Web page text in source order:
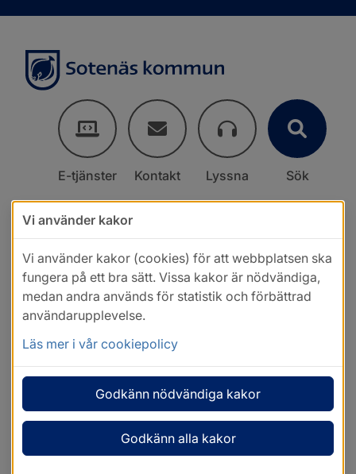
E-tjänster Kontakt Lyssna Sök
Vi använder kakor
Vi använder kakor (cookies) för att webbplatsen ska
fungera på ett bra sätt. Vissa kakor är nödvändiga,
medan andra används för statistik och förbättrad
användarupplevelse.
Läs mer i vår cookiepolicy
Godkänn nödvändiga kakor
Godkänn alla kakor